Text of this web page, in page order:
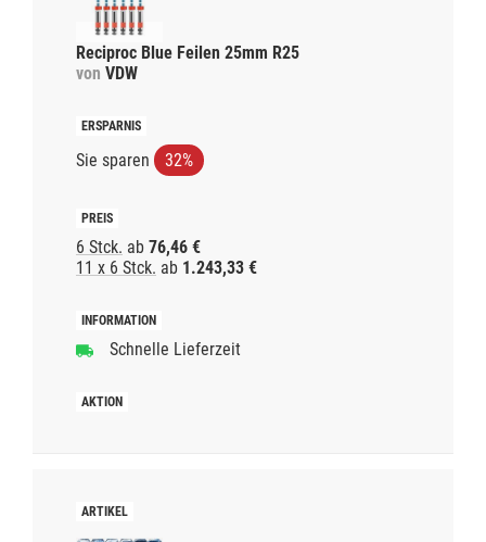
Reciproc Blue Feilen 25mm R25
von VDW
Sie sparen 32%
6 Stck. ab 76,46 €
11 x 6 Stck. ab 1.243,33 €
Schnelle Lieferzeit